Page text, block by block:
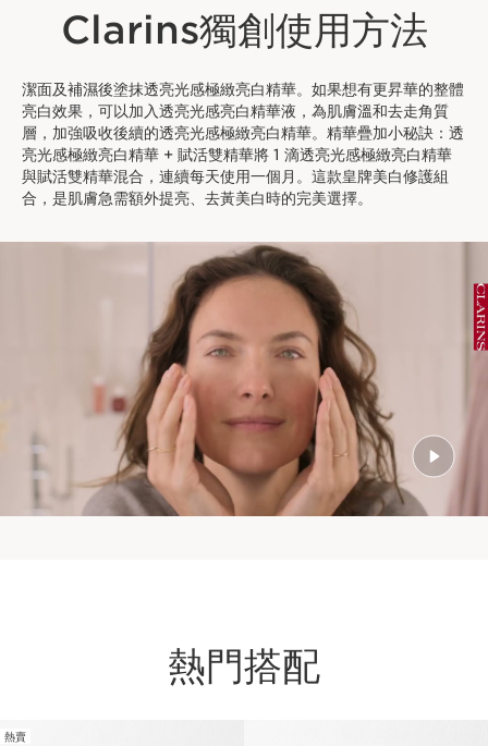
Clarins獨創使用方法
潔面及補濕後塗抹透亮光感極緻亮白精華。如果想有更昇華的整體
亮白效果，可以加入透亮光感亮白精華液，為肌膚溫和去走角質
層，加強吸收後續的透亮光感極緻亮白精華。精華疊加小秘訣：透
亮光感極緻亮白精華 + 賦活雙精華將 1 滴透亮光感極緻亮白精華
與賦活雙精華混合，連續每天使用一個月。這款皇牌美白修護組
合，是肌膚急需額外提亮、去黃美白時的完美選擇。
熱門搭配
熱賣